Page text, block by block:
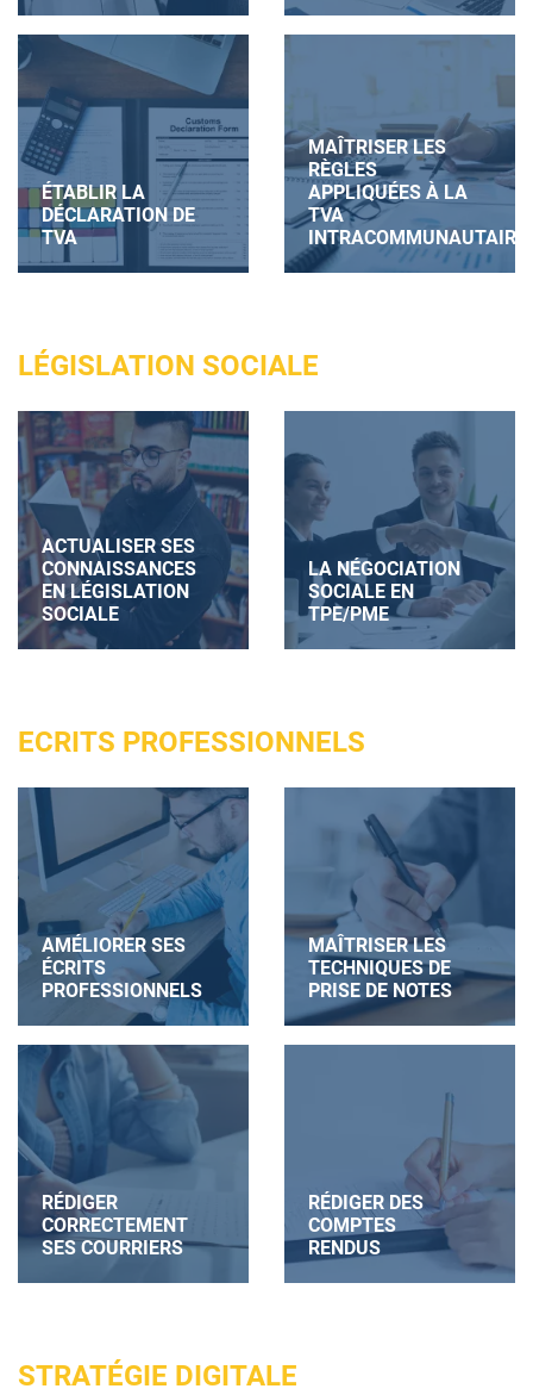
ÉTABLIR LA
DÉCLARATION DE
TVA
MAÎTRISER LES
RÈGLES
APPLIQUÉES À LA
TVA
INTRACOMMUNAUTAIRE
LÉGISLATION SOCIALE
ACTUALISER SES
CONNAISSANCES
EN LÉGISLATION
SOCIALE
LA NÉGOCIATION
SOCIALE EN
TPE/PME
ECRITS PROFESSIONNELS
AMÉLIORER SES
ÉCRITS
PROFESSIONNELS
MAÎTRISER LES
TECHNIQUES DE
PRISE DE NOTES
RÉDIGER
CORRECTEMENT
SES COURRIERS
RÉDIGER DES
COMPTES
RENDUS
STRATÉGIE DIGITALE